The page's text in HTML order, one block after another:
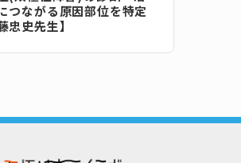
つながる原因部位を特定
忠史先生】